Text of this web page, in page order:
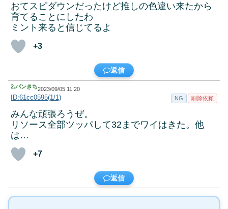
おてスピダウンだったけど推しの色違い来たから
育てることにしたわ
ミント来ると信じてるよ
+3
返信
2.バンきち2023/09/05 11:20
ID:61cc0595(1/1) NG 削除依頼
みんな頑張ろうぜ。
リソース全部ツッパして32までワイはきた。他
は…
+7
返信